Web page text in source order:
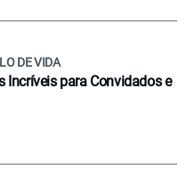
DE VIDA
Incríveis para Convidados e